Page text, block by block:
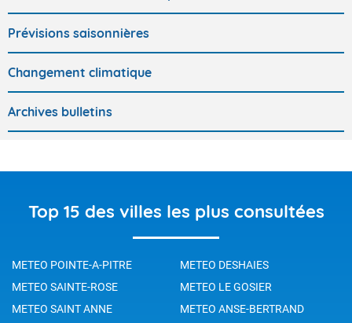
Prévisions saisonnières
Changement climatique
Archives bulletins
Top 15 des villes les plus consultées
METEO POINTE-A-PITRE
METEO DESHAIES
METEO SAINTE-ROSE
METEO LE GOSIER
METEO SAINT ANNE
METEO ANSE-BERTRAND